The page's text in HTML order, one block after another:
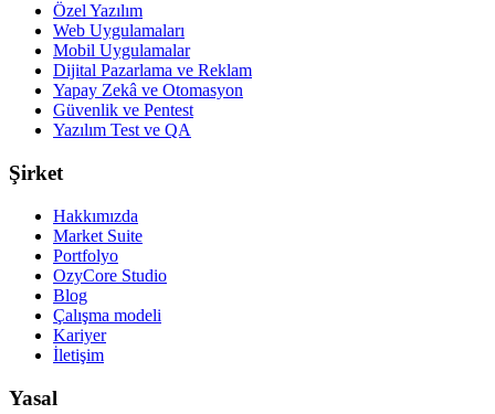
Özel Yazılım
Web Uygulamaları
Mobil Uygulamalar
Dijital Pazarlama ve Reklam
Yapay Zekâ ve Otomasyon
Güvenlik ve Pentest
Yazılım Test ve QA
Şirket
Hakkımızda
Market Suite
Portfolyo
OzyCore Studio
Blog
Çalışma modeli
Kariyer
İletişim
Yasal